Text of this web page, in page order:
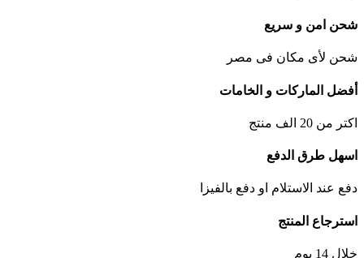
شحن امن و سريع
شحن لأى مكان فى مصر
أفضل الماركات و الخامات
اكتر من 20 الف منتج
اسهل طرق الدفع
دفع عند الاستلام او دفع بالفيزا
استرجاع المنتج
خلال 14 يوم